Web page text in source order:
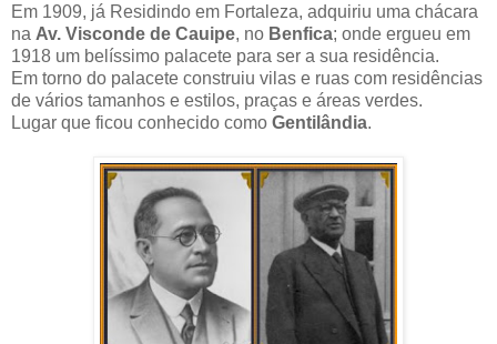
Em 1909, já Residindo em Fortaleza, adquiriu uma chácara
na Av. Visconde de Cauipe, no Benfica; onde ergueu em
1918 um belíssimo palacete para ser a sua residência.
Em torno do palacete construiu vilas e ruas com residências
de vários tamanhos e estilos, praças e áreas verdes.
Lugar que ficou conhecido como Gentilândia.